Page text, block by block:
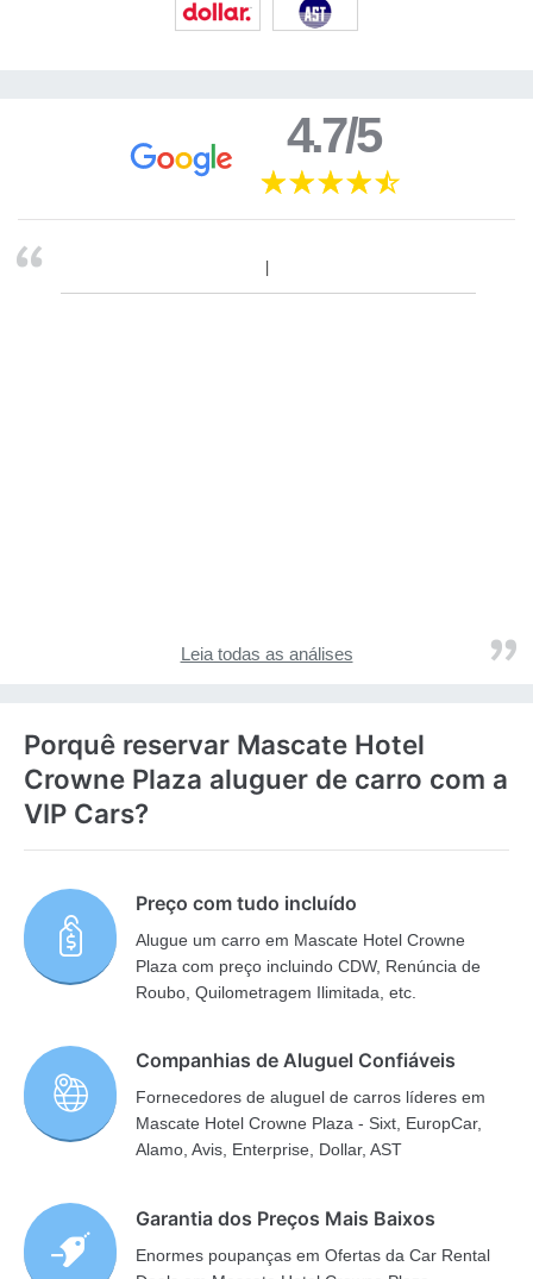
4.7/5
Leia todas as análises
Porquê reservar Mascate Hotel
Crowne Plaza aluguer de carro com a
VIP Cars?
Preço com tudo incluído
Alugue um carro em Mascate Hotel Crowne
Plaza com preço incluindo CDW, Renúncia de
Roubo, Quilometragem Ilimitada, etc.
Companhias de Aluguel Confiáveis
Fornecedores de aluguel de carros líderes em
Mascate Hotel Crowne Plaza - Sixt, EuropCar,
Alamo, Avis, Enterprise, Dollar, AST
Garantia dos Preços Mais Baixos
Enormes poupanças em Ofertas da Car Rental